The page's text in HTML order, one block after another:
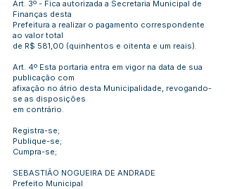
Art. 3º - Fica autorizada a Secretaria Municipal de
Finanças desta
Prefeitura a realizar o pagamento correspondente
ao valor total
de R$ 581,00 (quinhentos e oitenta e um reais).
Art. 4º Esta portaria entra em vigor na data de sua
publicação com
afixação no átrio desta Municipalidade, revogando-
se as disposições
em contrário.
Registra-se;
Publique-se;
Cumpra-se;
SEBASTIÃO NOGUEIRA DE ANDRADE
Prefeito Municipal